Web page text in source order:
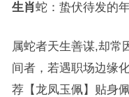
生肖蛇：蛰伏待发的
属蛇者天生善谋,却常
间者，若遇职场边缘
荐【龙凤玉佩】贴身